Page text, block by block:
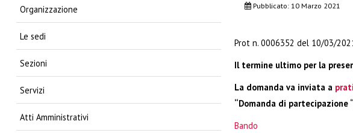
Pubblicato: 10 Marzo 2021
Prot n. 0006352 del 10/03/
Il termine ultimo per la
La domanda va inviata a
“Domanda di partecipazione
Bando
Organizzazione
Le sedi
Sezioni
Servizi
Atti Amministrativi